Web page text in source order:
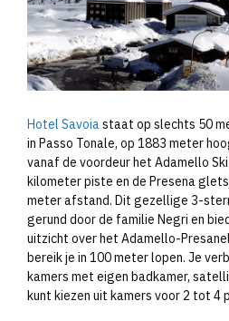
Hotel Savoiastaat op slechts 50
in Passo Tonale, op 1883 meter
vanaf de voordeur het Adamello
kilometer piste en de Presena
meter afstand. Dit gezellige 3-
gerund door de familie Negri en
uitzicht over het Adamello-
bereik je in 100 meter lopen. Je
kamers met eigen badkamer,
kunt kiezen uit kamers voor 2 tot 4